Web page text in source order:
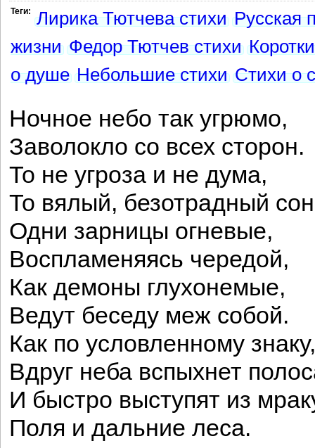
Теги: Лирика Тютчева стихи Русская
жизни Федор Тютчев стихи
о душе Небольшие стихи Стихи о
Ночное небо так угрюмо,
Заволокло со всех сторон.
То не угроза и не дума,
То вялый, безотрадный
Одни зарницы огневые,
Воспламеняясь чередой,
Как демоны глухонемые,
Ведут беседу меж собой.
Как по условленному знаку,
Вдруг неба вспыхнет
И быстро выступят из
Поля и дальние леса.